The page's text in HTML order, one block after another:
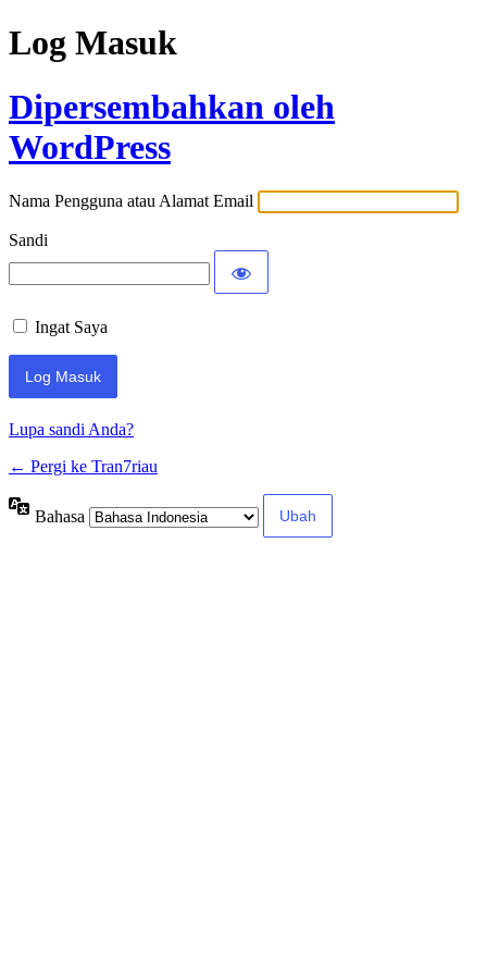
Log Masuk
Dipersembahkan oleh
WordPress
Nama Pengguna atau Alamat Email
Sandi
Ingat Saya
Lupa sandi Anda?
← Pergi ke Tran7riau
Bahasa